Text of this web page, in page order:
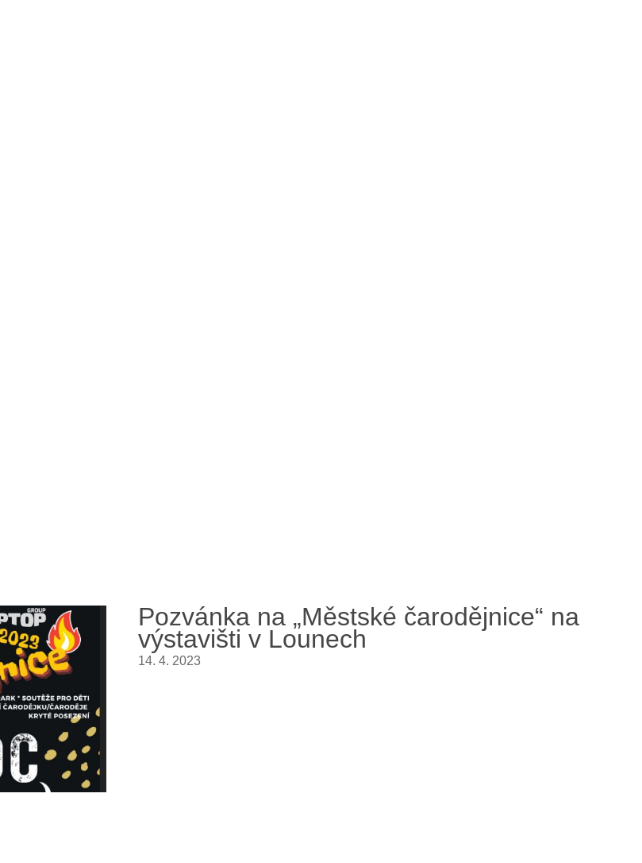
Pozvánka na „Městské čarodějnice“ na
výstavišti v Lounech
14. 4. 2023